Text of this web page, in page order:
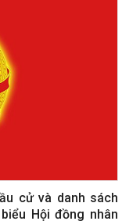
cử và danh sách
Hội đồng nhân